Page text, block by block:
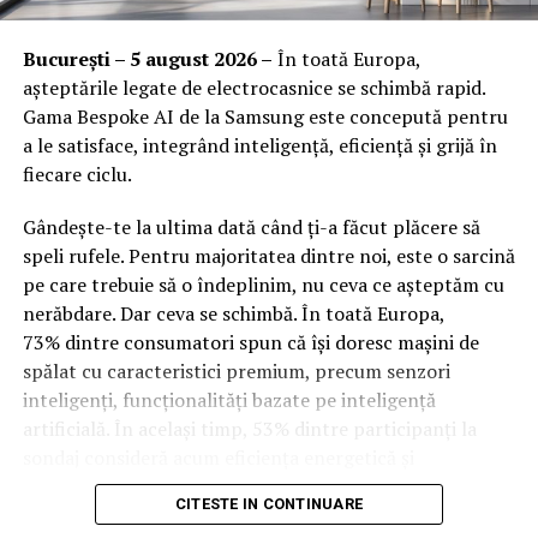
Exerciții practice aplicate:Cursanții lucrează
direct cu echipamente moderne și tablete
electronice pentru simularea sarcinilor de lucru.
învață cum să reducă consumul nejustificat de
energie și materiale la bancul de lucru sau în birou.
Flexibilitate și adaptabilitate:Prin stăpânirea
tehnologiei, participanții devin mult mai flexibili și
se pot adapta rapid la cerințele schimburilor
tehnologice din companii.
4. Sprijinul continuu pe
parcursul procesului de învățare
Pentru ca tinerii din comunități izolate sau din medii
Orange Shop Park Lake (12:00 – 20:00)
Incepand cu luni, 3.08, batarile pot fi comandate si prin
aplicatia WOLT.
Vineri, 7 august: 10:00 – 13:00
Ridicarea bratarilor inainte de festival se poate face
exclusiv de catre detinatorii de abonamente sau invitatii
de tip full pass.
Accesul in festival
București – 5 august 2026 – În toată Europa,
așteptările legate de electrocasnice se schimbă rapid.
Gama Bespoke AI de la Samsung este concepută pentru
a le satisface, integrând inteligență, eficiență și grijă în
fiecare ciclu.
Gândește-te la ultima dată când ți-a făcut plăcere să
speli rufele. Pentru majoritatea dintre noi, este o sarcină
pe care trebuie să o îndeplinim, nu ceva ce așteptăm cu
nerăbdare. Dar ceva se schimbă. În toată Europa,
73% dintre consumatori spun că își doresc mașini de
spălat cu caracteristici premium, precum senzori
inteligenți, funcționalități bazate pe inteligență
artificială. În același timp, 53% dintre participanți la
optimizarea bazată pe inteligență artificială drept
factori-cheie în alegerea electrocasnicelor. Cererea
CITESTE IN CONTINUARE